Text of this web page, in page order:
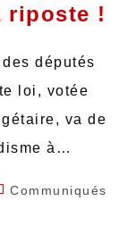
riposte !
députés
loi, votée
va de
à…
Communiqués